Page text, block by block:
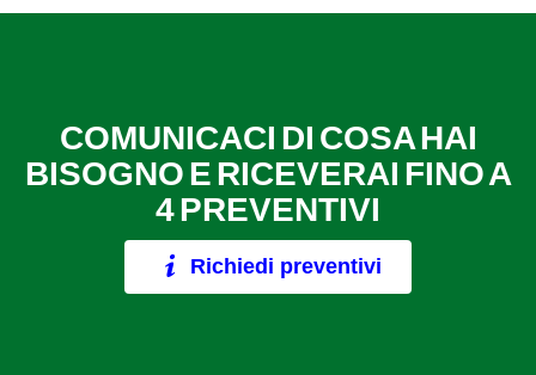
COMUNICACI DI COSA HAI
BISOGNO E RICEVERAI FINO A
4 PREVENTIVI
Richiedi preventivi